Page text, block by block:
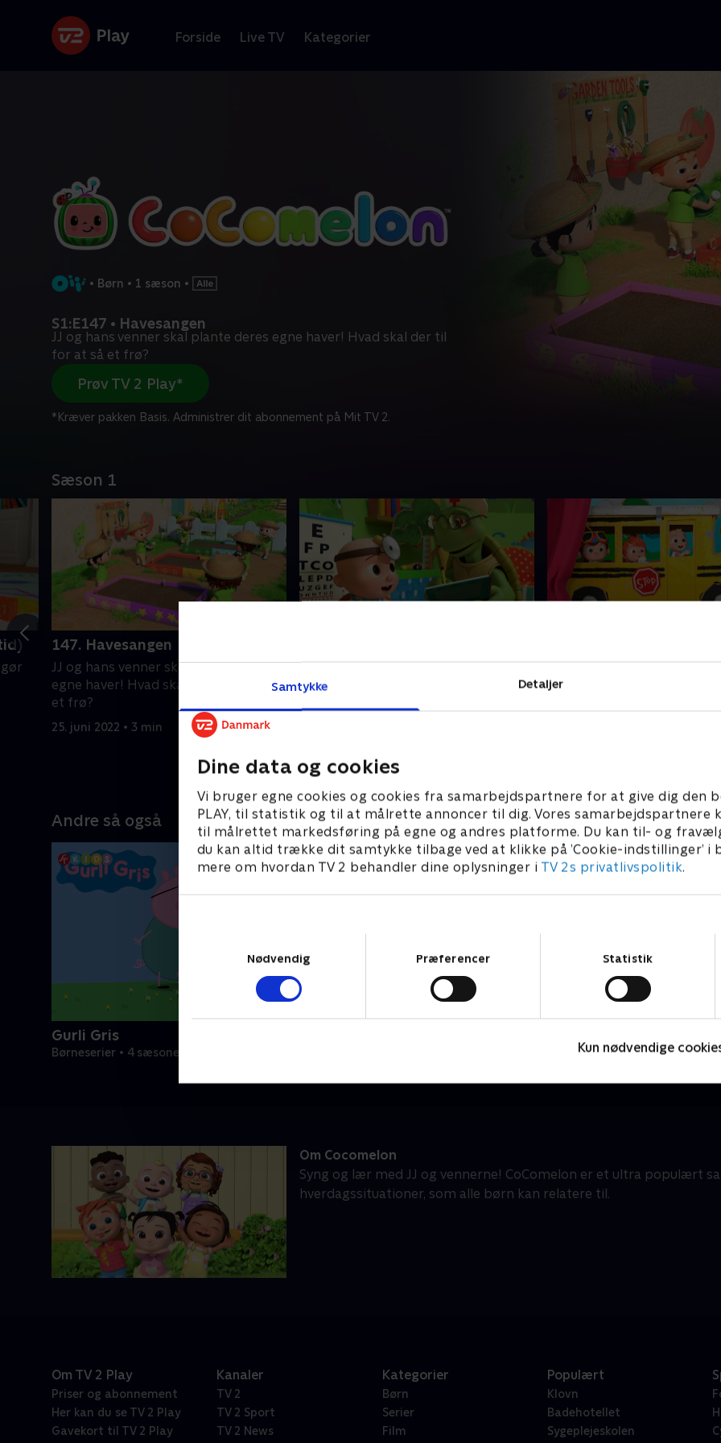
Samtykke Detaljer
Dine data og cookies
Vi bruger egne cookies og cookies fra samarbejdspartnere for at give dig den
PLAY, til statistik og til at målrette annoncer til dig. Vores samarbejdspartnere
til målrettet markedsføring på egne og andres platforme. Du kan til- og
du kan altid trække dit samtykke tilbage ved at klikke på ’Cookie-indstillinger’ i
mere om hvordan TV 2 behandler dine oplysninger i TV 2s privatlivspolitik.
Nødvendig
Præferencer Statistik
Kun nødvendige
Forside Live TV Kategorier
• Børn • 1 sæson •
S1:E147 • Havesangen
JJ og hans venner skal plante deres egne haver! Hvad skal der til
for at så et frø?
Prøv TV 2 Play*
*Kræver pakken Basis. Administrer dit abonnement på Mit TV 2.
Sæson 1
147. Havesangen
JJ og hans venner skal plante deres
egne haver! Hvad skal der til for at så
et frø?
25. juni 2022 • 3 min
Codys mor er læge! Hun besøger
Melon Patch Academy for at vise
bussen! Syng og dans med
Andre så også
Gurli Gris
Børneserier • 4 sæsoner
Om Cocomelon
Syng og lær med JJ og vennerne! CoComelon er et ultra populært
hverdagssituationer, som alle børn kan relatere til.
Om TV 2 Play
Priser og abonnement
Her kan du se TV 2 Play
Gavekort til TV 2 Play
Kanaler
TV 2
TV 2 Sport
TV 2 News
Kategorier
Børn
Serier
Film
Populært
Klovn
Badehotellet
Sygeplejeskolen